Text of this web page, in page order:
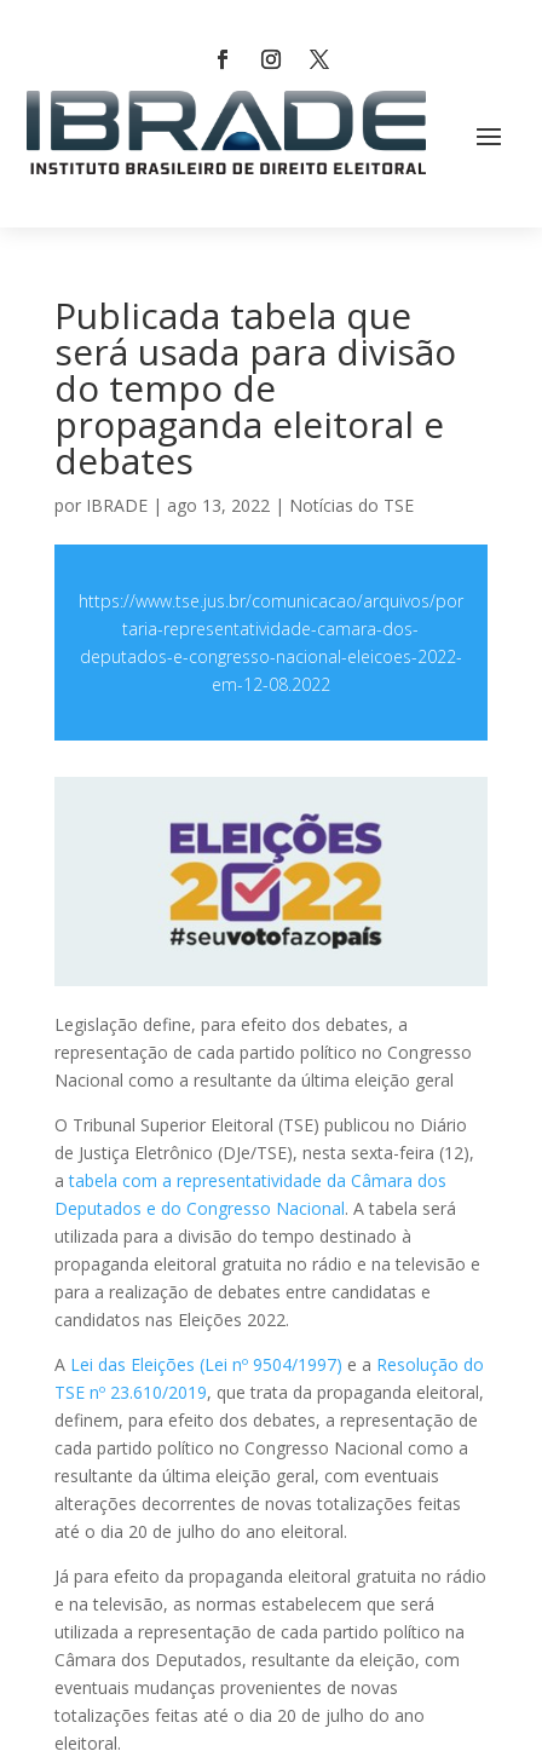
Publicada tabela que
será usada para divisão
do tempo de
propaganda eleitoral e
debates
por IBRADE| ago 13, 2022| Notícias do TSE
https://www.tse.jus.br/comunicacao/arquivos/por
taria-representatividade-camara-dos-
deputados-e-congresso-nacional-eleicoes-2022-
em-12-08.2022
Legislação define, para efeito dos debates, a
representação de cada partido político no Congresso
Nacional como a resultante da última eleição geral
O Tribunal Superior Eleitoral (TSE) publicou no Diário
de Justiça Eletrônico (DJe/TSE), nesta sexta-feira (12),
atabela com a representatividade da Câmara dos
Deputados e do Congresso Nacional. A tabela será
utilizada para a divisão do tempo destinado à
propaganda eleitoral gratuita no rádio e na televisão e
para a realização de debates entre candidatas e
candidatos nas Eleições 2022.
A Lei das Eleições (Lei nº 9504/1997) e a Resolução do
TSE nº 23.610/2019, que trata da propaganda eleitoral,
definem, para efeito dos debates, a representação de
cada partido político no Congresso Nacional como a
resultante da última eleição geral, com eventuais
alterações decorrentes de novas totalizações feitas
até o dia 20 de julho do ano eleitoral.
Já para efeito da propaganda eleitoral gratuita no rádio
e na televisão, as normas estabelecem que será
utilizada a representação de cada partido político na
Câmara dos Deputados, resultante da eleição, com
eventuais mudanças provenientes de novas
totalizações feitas até o dia 20 de julho do ano
eleitoral.